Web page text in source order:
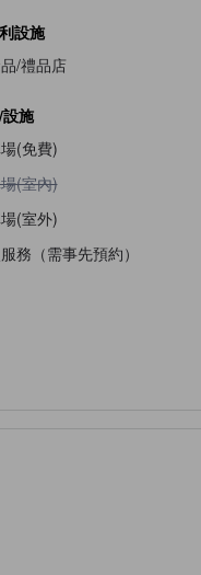
設施
/禮品店
施
(免費)
停車場(室內)
(室內)
(室外)
務（需事先預約）